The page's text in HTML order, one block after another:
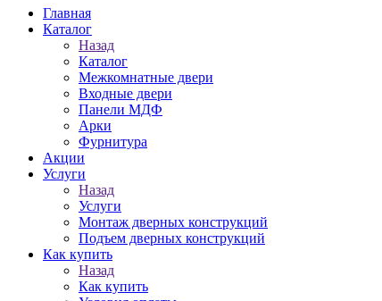
Главная
Каталог
Назад
Каталог
Межкомнатные двери
Входные двери
Панели МДФ
Арки
Фурнитура
Акции
Услуги
Назад
Услуги
Монтаж дверных конструкций
Подъем дверных конструкций
Как купить
Назад
Как купить